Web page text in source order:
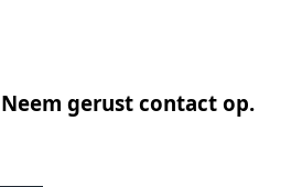
gerust contact op.